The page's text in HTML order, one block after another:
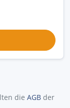
die AGB der